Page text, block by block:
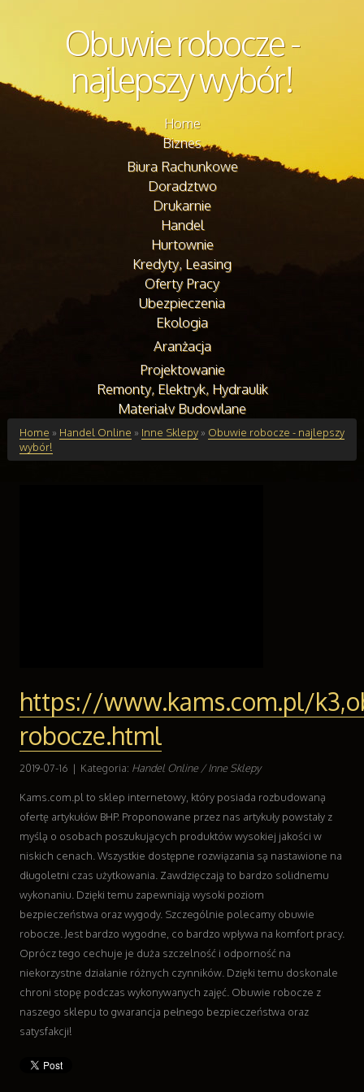
Obuwie robocze -
najlepszy wybór!
Home
Biznes
Biura Rachunkowe
Doradztwo
Drukarnie
Handel
Hurtownie
Kredyty, Leasing
Oferty Pracy
Ubezpieczenia
Ekologia
Aranżacja
Projektowanie
Remonty, Elektryk, Hydraulik
Materiały Budowlane
Budynki
Dla Dzieci
Wyposażenie Wnętrz
Wyposażenie Łazienki
Sport
Elektronika, RTV, AGD
Art. Dla Zwierząt
Ogród, Rośliny
Chemia
Art. Spożywcze
Materiały Eksploatacyjne
Inne Sklepy
Maszyny
Narzędzia
Home » Handel Online » Inne Sklepy» Obuwie robocze - najlepszy
wybór!
https://www.kams.com.pl/
robocze.html
2019-07-16 | Kategoria: Handel Online / Inne Sklepy
Kams.com.pl to sklep internetowy, który posiada rozbudowaną
ofertę artykułów BHP. Proponowane przez nas artykuły powstały z
myślą o osobach poszukujących produktów wysokiej jakości w
niskich cenach. Wszystkie dostępne rozwiązania są nastawione na
długoletni czas użytkowania. Zawdzięczają to bardzo solidnemu
wykonaniu. Dzięki temu zapewniają wysoki poziom
bezpieczeństwa oraz wygody. Szczególnie polecamy obuwie
robocze. Jest bardzo wygodne, co bardzo wpływa na komfort pracy.
Oprócz tego cechuje je duża szczelność i odporność na
niekorzystne działanie różnych czynników. Dzięki temu doskonale
chroni stopę podczas wykonywanych zajęć. Obuwie robocze z
naszego sklepu to gwarancja pełnego bezpieczeństwa oraz
satysfakcji!